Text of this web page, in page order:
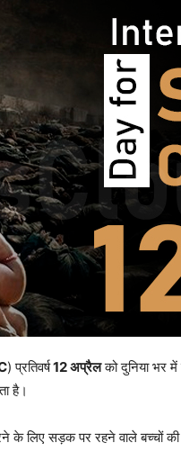
) प्रतिवर्ष12 अप्रैलको दुनिया भर
है।
के लिए सड़क पर रहने वाले बच्चों की